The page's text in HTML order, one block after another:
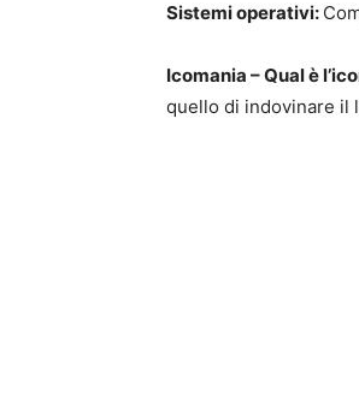
Sistemi operativi:
Icomania – Qual è
quello di indovinare il